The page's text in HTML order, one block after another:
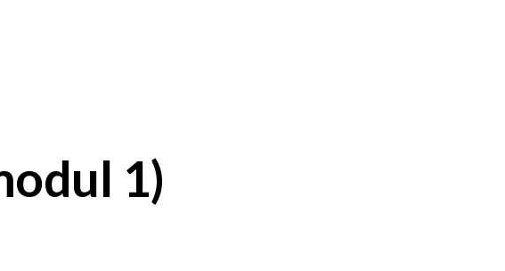
1)